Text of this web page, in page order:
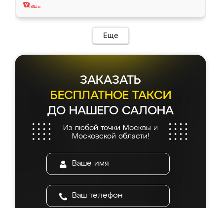
Еще
ЗАКАЗАТЬ
БЕСПЛАТНОЕ ТАКСИ
ДО НАШЕГО САЛОНА
Из любой точки Москвы и
Московской области!